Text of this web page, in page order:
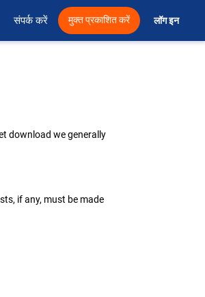
संपर्क करें मुक्त प्रकाशित करें लॉग इन
download we generally
if any, must be made